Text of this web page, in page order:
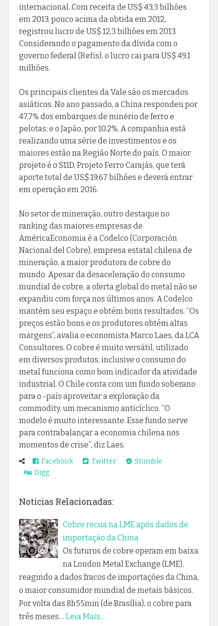
internacional. Com receita de US$ 43,3 bilhões
em 2013, pouco acima da obtida em 2012,
registrou lucro de US$ 12,3 bilhões em 2013.
Considerando o pagamento da dívida com o
governo federal (Refis), o lucro cai para US$ 49,1
milhões.
Os principais clientes da Vale são os mercados
asiáticos. No ano passado, a China respondeu por
47,7% dos embarques de minério de ferro e
pelotas; e o Japão, por 10,2%. A companhia está
realizando uma série de investimentos e os
maiores estão na Região Norte do país. O maior
projeto é o S11D, Projeto Ferro Carajás, que terá
aporte total de US$ 19,67 bilhões e deverá entrar
em operação em 2016.
No setor de mineração, outro destaque no
ranking das maiores empresas de
AméricaEconomia é a Codelco (Corporación
Nacional del Cobre), empresa estatal chilena de
mineração, a maior produtora de cobre do
mundo. Apesar da desaceleração do consumo
mundial de cobre, a oferta global do metal não se
expandiu com força nos últimos anos. A Codelco
mantém seu espaço e obtém bons resultados. “Os
preços estão bons e os produtores obtêm altas
margens”, avalia o economista Marco Laes, da LCA
Consultores. O cobre é muito versátil, utilizado
em diversos produtos, inclusive o consumo do
metal funciona como bom indicador da atividade
industrial. O Chile conta com um fundo soberano
para o -país aproveitar a exploração da
commodity, um mecanismo anticíclico. “O
modelo é muito interessante. Esse fundo serve
para contrabalançar a economia chilena nos
momentos de crise”, diz Laes.
Facebook Twitter
Stumble
Digg
Notícias Relacionadas:
Cobre recua na LME após dados de
importação da China
Os futuros de cobre operam em baixa
na London Metal Exchange (LME),
reagindo a dados fracos de importações da China,
o maior consumidor mundial de metais básicos.
Por volta das 8h55min (de Brasília), o cobre para
três meses… Leia Mais...